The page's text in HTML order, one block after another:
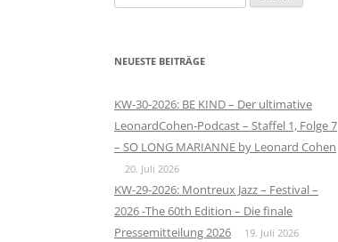
nach:
NEUESTE BEITRÄGE
KW-30-2026: BE KIND – Der ultimative
LeonardCohen-Podcast – Staffel 1, Folge 7
– SO LONG MARIANNE by Leonard Cohen
20. Juli 2026
KW-29-2026: Montreux Jazz – Festival –
2026 -The 60th Edition – Die finale
Pressemitteilung 2026
19. Juli 2026